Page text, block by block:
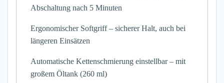
Abschaltung nach 5 Minuten
Ergonomischer Softgriff – sicherer Halt, auch bei
längeren Einsätzen
Automatische Kettenschmierung einstellbar – mit
großem Öltank (260 ml)